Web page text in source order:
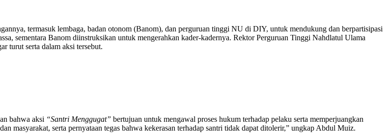
termasuk lembaga, badan otonom (Banom), dan perguruan tinggi NU di DIY, untuk mendukung dan berpartisipasi
sementara Banom diinstruksikan untuk mengerahkan kader-kadernya. Rektor Perguruan Tinggi Nahdlatul Ulama
turut serta dalam aksi tersebut.
bahwa aksi “Santri Menggugat” bertujuan untuk mengawal proses hukum terhadap pelaku serta memperjuangkan
masyarakat, serta pernyataan tegas bahwa kekerasan terhadap santri tidak dapat ditolerir,” ungkap Abdul Muiz.